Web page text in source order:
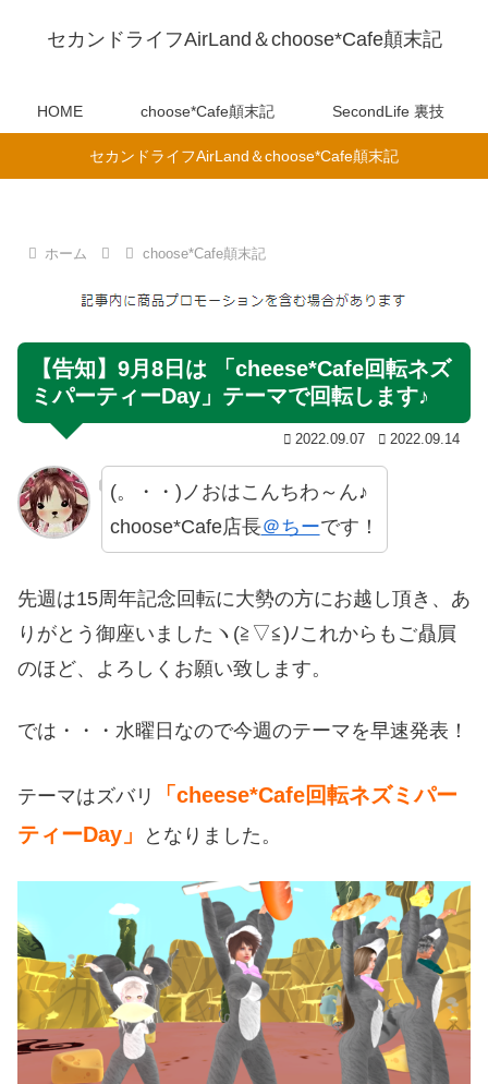
セカンドライフAirLand＆choose*Cafe顛末記
HOME choose*Cafe顛末記 SecondLife 裏技
セカンドライフAirLand＆choose*Cafe顛末記
ホーム choose*Cafe顛末記
【告知】9月8日は 「cheese*Cafe回転ネズ
ミパーティーDay」テーマで回転します♪
2022.09.07 2022.09.14
(。・・)ノおはこんちわ～ん♪
choose*Cafe店長＠ちーです！
先週は15周年記念回転に大勢の方にお越し頂き、あ
りがとう御座いましたヽ(≧▽≦)ﾉこれからもご贔屓
のほど、よろしくお願い致します。
では・・・水曜日なので今週のテーマを早速発表！
テーマはズバリ
「cheese*Cafe回転ネズミパー
ティーDay」
となりました。